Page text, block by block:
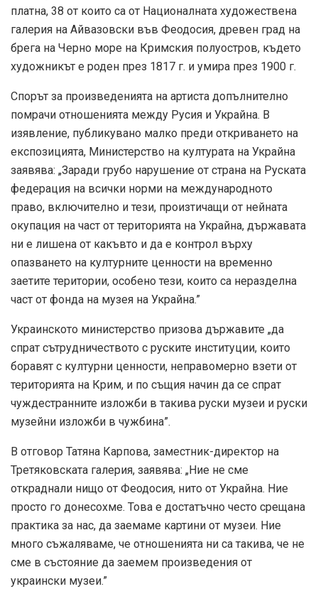
платна, 38 от които са от Националната художествена
галерия на Айвазовски във Феодосия, древен град на
брега на Черно море на Кримския полуостров, където
художникът е роден през 1817 г. и умира през 1900 г.
Спорът за произведенията на артиста допълнително
помрачи отношенията между Русия и Украйна. В
изявление, публикувано малко преди откриването на
експозицията, Министерство на културата на Украйна
заявява: „Заради грубо нарушение от страна на Руската
федерация на всички норми на международното
право, включително и тези, произтичащи от нейната
окупация на част от територията на Украйна, държавата
ни е лишена от какъвто и да е контрол върху
опазването на културните ценности на временно
заетите територии, особено тези, които са неразделна
част от фонда на музея на Украйна.”
Украинското министерство призова държавите „да
спрат сътрудничеството с руските институции, които
боравят с културни ценности, неправомерно взети от
територията на Крим, и по същия начин да се спрат
чуждестранните изложби в такива руски музеи и руски
музейни изложби в чужбина”.
В отговор Татяна Карпова, заместник-директор на
Третяковската галерия, заявява: „Ние не сме
откраднали нищо от Феодосия, нито от Украйна. Ние
просто го донесохме. Това е достатъчно често срещана
практика за нас, да заемаме картини от музеи. Ние
много съжаляваме, че отношенията ни са такива, че не
сме в състояние да заемем произведения от
украински музеи.”